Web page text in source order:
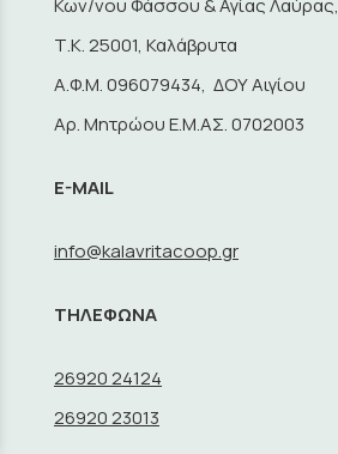
Κων/νου Φάσσου & Αγίας Λαύρας,
Τ.Κ. 25001, Καλάβρυτα
A.Φ.Μ. 096079434, ΔΟΥ Αιγίου
Αρ. Μητρώου Ε.Μ.ΑΣ. 0702003
E-MAIL
info@kalavritacoop.gr
ΤΗΛΕΦΩΝΑ
26920 24124
26920 23013